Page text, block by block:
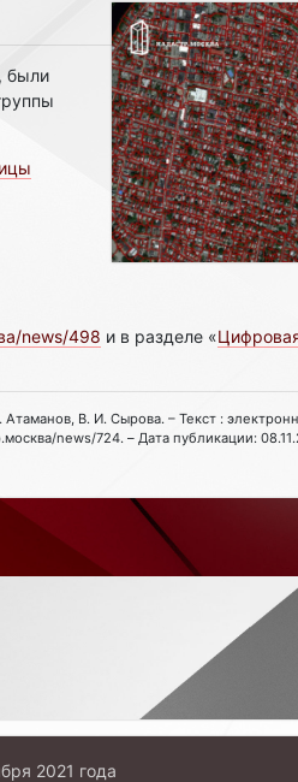
были
news/498 и в разделе «
В. И. Сырова. – Текст :
news/724. – Дата публикации:
2021 года